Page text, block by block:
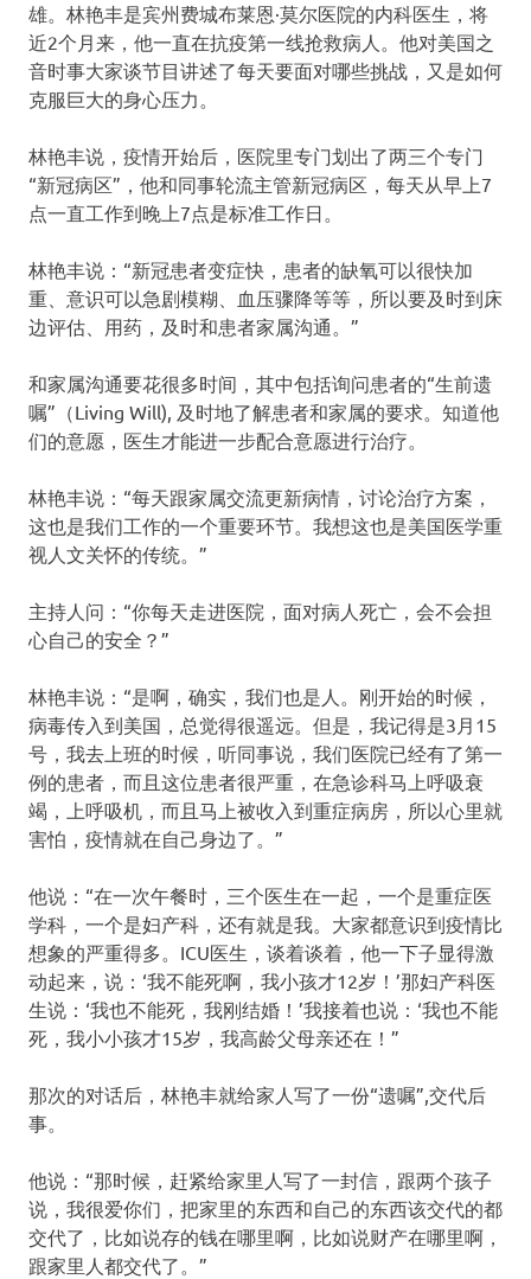
雄。林艳丰是宾州费城布莱恩·莫尔医院的内科医生，将
近2个月来，他一直在抗疫第一线抢救病人。他对美国之
音时事大家谈节目讲述了每天要面对哪些挑战，又是如何
克服巨大的身心压力。
林艳丰说，疫情开始后，医院里专门划出了两三个专门
“新冠病区”，他和同事轮流主管新冠病区，每天从早上7
点一直工作到晚上7点是标准工作日。
林艳丰说：“新冠患者变症快，患者的缺氧可以很快加
重、意识可以急剧模糊、血压骤降等等，所以要及时到床
边评估、用药，及时和患者家属沟通。”
和家属沟通要花很多时间，其中包括询问患者的“生前遗
嘱”（Living Will), 及时地了解患者和家属的要求。知道他
们的意愿，医生才能进一步配合意愿进行治疗。
林艳丰说：“每天跟家属交流更新病情，讨论治疗方案，
这也是我们工作的一个重要环节。我想这也是美国医学重
视人文关怀的传统。”
主持人问：“你每天走进医院，面对病人死亡，会不会担
心自己的安全？”
林艳丰说：“是啊，确实，我们也是人。刚开始的时候，
病毒传入到美国，总觉得很遥远。但是，我记得是3月15
号，我去上班的时候，听同事说，我们医院已经有了第一
例的患者，而且这位患者很严重，在急诊科马上呼吸衰
竭，上呼吸机，而且马上被收入到重症病房，所以心里就
害怕，疫情就在自己身边了。”
他说：“在一次午餐时，三个医生在一起，一个是重症医
学科，一个是妇产科，还有就是我。大家都意识到疫情比
想象的严重得多。ICU医生，谈着谈着，他一下子显得激
动起来，说：‘我不能死啊，我小孩才12岁！’那妇产科医
生说：‘我也不能死，我刚结婚！’我接着也说：‘我也不能
死，我小小孩才15岁，我高龄父母亲还在！”
那次的对话后，林艳丰就给家人写了一份“遗嘱”,交代后
事。
他说：“那时候，赶紧给家里人写了一封信，跟两个孩子
说，我很爱你们，把家里的东西和自己的东西该交代的都
交代了，比如说存的钱在哪里啊，比如说财产在哪里啊，
跟家里人都交代了。”